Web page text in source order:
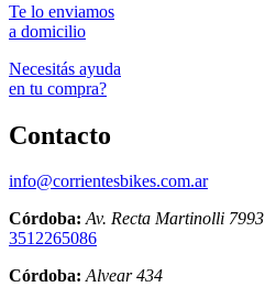
Te lo enviamos
a domicilio
Necesitás ayuda
en tu compra?
Contacto
info@corrientesbikes.com.ar
Córdoba:Av. Recta Martinolli 7993
3512265086
Córdoba:Alvear 434